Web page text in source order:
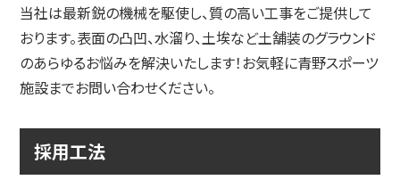
当社は最新鋭の機械を駆使し、質の高い工事をご提供して
おります。表面の凸凹、水溜り、土埃など土舗装のグラウンド
のあらゆるお悩みを解決いたします！お気軽に青野スポーツ
施設までお問い合わせください。
採用工法